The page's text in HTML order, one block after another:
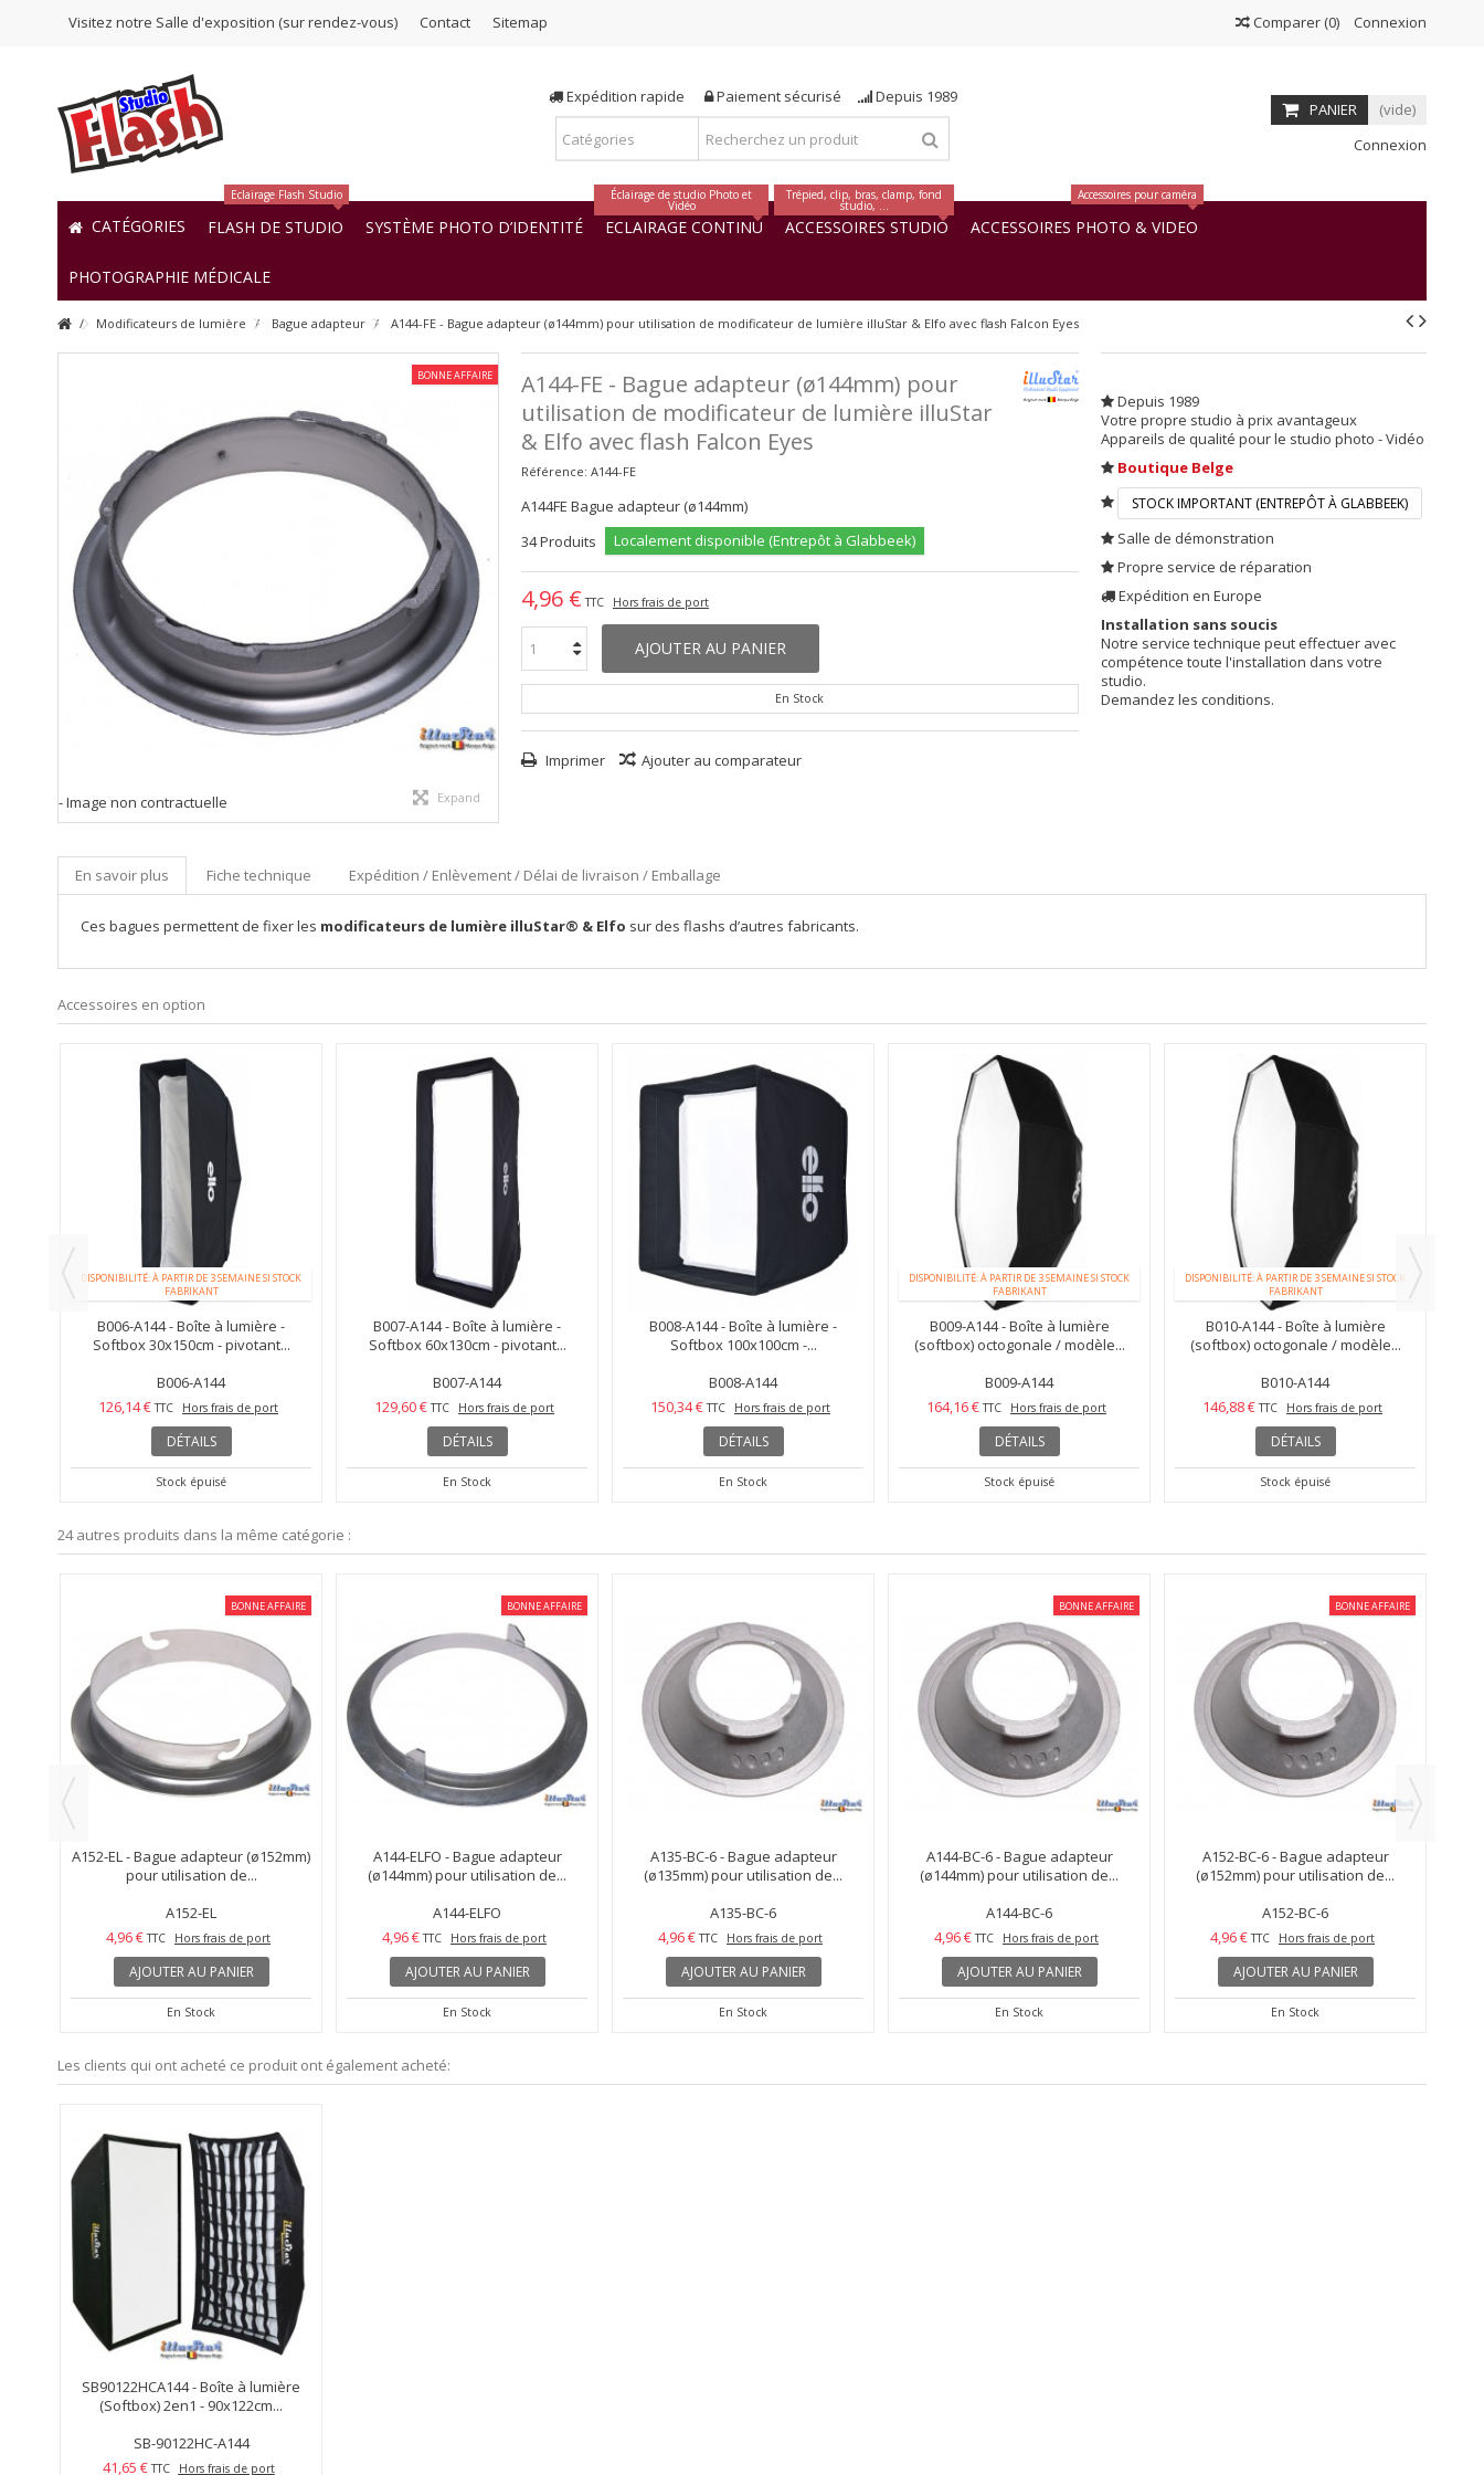
Visitez notre Salle d'exposition (sur rendez-vous) Contact Sitemap Connexion
Comparer (0)
Expédition rapide Paiement sécurisé Depuis 1989
PANIER
(vide)
Connexion
CATÉGORIES FLASH DE STUDIO
Eclairage Flash Studio
SYSTÈME PHOTO D’IDENTITÉ ECLAIRAGE CONTINU
Éclairage de studio Photo et
Vidéo
ACCESSOIRES STUDIO
Trépied, clip, bras, clamp, fond
studio, ...
ACCESSOIRES PHOTO & VIDEO
Accessoires pour caméra
PHOTOGRAPHIE MÉDICALE
Modificateurs de lumière Bague adapteur A144-FE - Bague adapteur (ø144mm) pour utilisation de modificateur de lumière illuStar & Elfo avec flash Falcon Eyes
BONNE AFFAIRE
Expand
- Image non contractuelle
A144-FE - Bague adapteur (ø144mm) pour
utilisation de modificateur de lumière illuStar
& Elfo avec flash Falcon Eyes
Référence: A144-FE
A144FE Bague adapteur (ø144mm)
34Produits Localement disponible (Entrepôt à Glabbeek)
4,96 € TTC Hors frais de port
AJOUTER AU PANIER
En Stock
Imprimer Ajouter au comparateur
Depuis 1989
Votre propre studio à prix avantageux
Appareils de qualité pour le studio photo - Vidéo
Boutique Belge
STOCK IMPORTANT (ENTREPÔT À GLABBEEK)
Salle de démonstration
Propre service de réparation
Expédition en Europe
Installation sans soucis
Notre service technique peut effectuer avec
compétence toute l'installation dans votre
studio.
Demandez les conditions.
En savoir plus Fiche technique Expédition / Enlèvement / Délai de livraison / Emballage
Ces bagues permettent de fixer les modificateurs de lumière illuStar® & Elfo sur des flashs d’autres fabricants.
Accessoires en option
DISPONIBILITÉ: À PARTIR DE 3 SEMAINE SI STOCK
FABRIKANT
B006-A144 - Boîte à lumière -
Softbox 30x150cm - pivotant...
B006-A144
126,14 € TTC Hors frais de port
DÉTAILS
Stock épuisé
B007-A144 - Boîte à lumière -
Softbox 60x130cm - pivotant...
B007-A144
129,60 € TTC Hors frais de port
DÉTAILS
En Stock
B008-A144 - Boîte à lumière -
Softbox 100x100cm -...
B008-A144
150,34 € TTC Hors frais de port
DÉTAILS
En Stock
DISPONIBILITÉ: À PARTIR DE 3 SEMAINE SI STOCK
FABRIKANT
B009-A144 - Boîte à lumière
(softbox) octogonale / modèle...
B009-A144
164,16 € TTC Hors frais de port
DÉTAILS
Stock épuisé
DISPONIBILITÉ: À PARTIR DE 3 SEMAINE SI STOCK
FABRIKANT
B010-A144 - Boîte à lumière
(softbox) octogonale / modèle...
B010-A144
146,88 € TTC Hors frais de port
DÉTAILS
Stock épuisé
24 autres produits dans la même catégorie :
BONNE AFFAIRE
A152-EL - Bague adapteur (ø152mm)
pour utilisation de...
A152-EL
4,96 € TTC Hors frais de port
AJOUTER AU PANIER
En Stock
BONNE AFFAIRE
A144-ELFO - Bague adapteur
(ø144mm) pour utilisation de...
A144-ELFO
4,96 € TTC Hors frais de port
AJOUTER AU PANIER
En Stock
A135-BC-6 - Bague adapteur
(ø135mm) pour utilisation de...
A135-BC-6
4,96 € TTC Hors frais de port
AJOUTER AU PANIER
En Stock
BONNE AFFAIRE
A144-BC-6 - Bague adapteur
(ø144mm) pour utilisation de...
A144-BC-6
4,96 € TTC Hors frais de port
AJOUTER AU PANIER
En Stock
BONNE AFFAIRE
A152-BC-6 - Bague adapteur
(ø152mm) pour utilisation de...
A152-BC-6
4,96 € TTC Hors frais de port
AJOUTER AU PANIER
En Stock
Les clients qui ont acheté ce produit ont également acheté:
SB90122HCA144 - Boîte à lumière
(Softbox) 2en1 - 90x122cm...
SB-90122HC-A144
41,65 € TTC Hors frais de port